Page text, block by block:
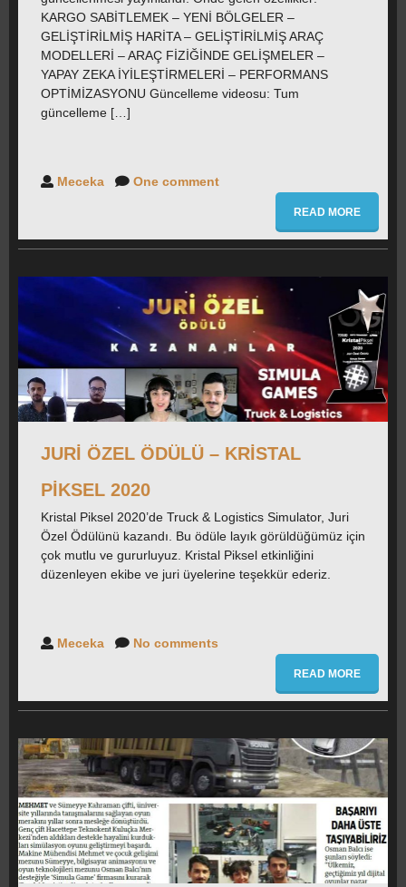
KARGO SABİTLEMEK – YENİ BÖLGELER –
GELİŞTİRİLMİŞ HARİTA – GELİŞTİRİLMİŞ ARAÇ
MODELLERİ – ARAÇ FİZİĞİNDE GELİŞMELER –
YAPAY ZEKA İYİLEŞTİRMELERİ – PERFORMANS
OPTİMİZASYONU Güncelleme videosu: Tum
güncelleme […]
Meceka One comment
READ MORE
JURI ÖZEL ÖDÜLÜ – KRISTAL
PIKSEL 2020
Kristal Piksel 2020’de Truck & Logistics Simulator, Juri
Özel Ödülünü kazandı. Bu ödüle layık görüldüğümüz için
çok mutlu ve gururluyuz. Kristal Piksel etkinliğini
düzenleyen ekibe ve juri üyelerine teşekkür ederiz.
Meceka No comments
READ MORE